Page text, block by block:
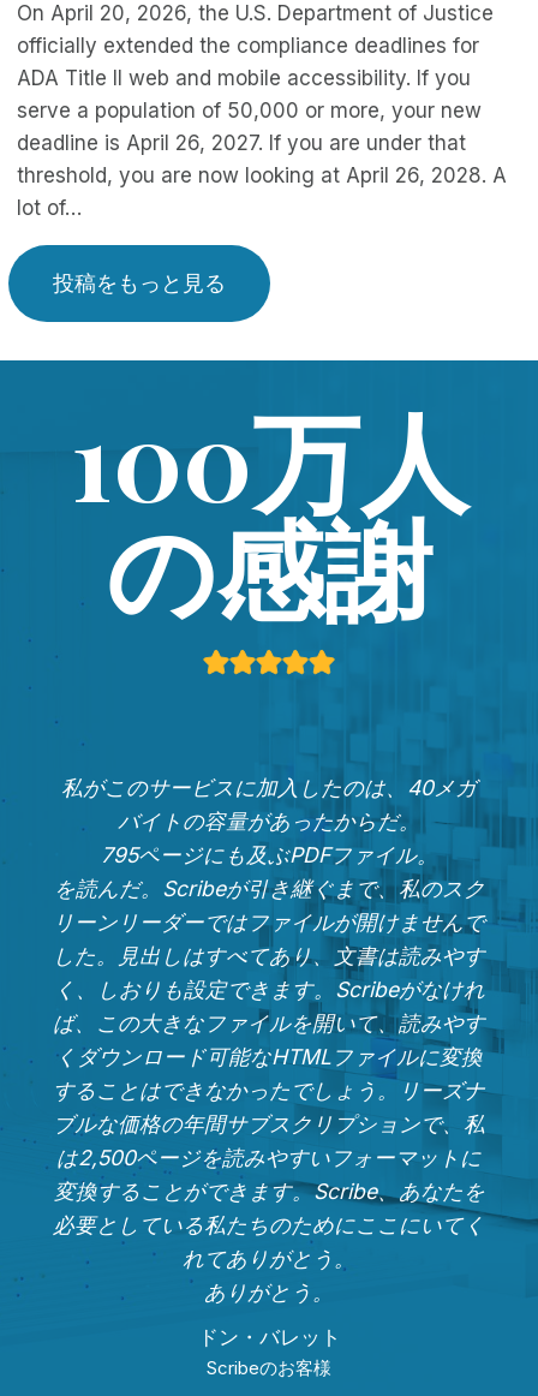
On April 20, 2026, the U.S. Department of Justice
officially extended the compliance deadlines for
ADA Title II web and mobile accessibility. If you
serve a population of 50,000 or more, your new
deadline is April 26, 2027. If you are under that
threshold, you are now looking at April 26, 2028. A
lot of…
投稿をもっと見る
100万人
の感謝
私がこのサービスに加入したのは、40メガ
バイトの容量があったからだ。
795ページにも及ぶPDFファイル。
を読んだ。Scribeが引き継ぐまで、私のスク
リーンリーダーではファイルが開けませんで
した。見出しはすべてあり、文書は読みやす
く、しおりも設定できます。Scribeがなけれ
ば、この大きなファイルを開いて、読みやす
くダウンロード可能なHTMLファイルに変換
することはできなかったでしょう。リーズナ
ブルな価格の年間サブスクリプションで、私
は2,500ページを読みやすいフォーマットに
変換することができます。Scribe、あなたを
必要としている私たちのためにここにいてく
れてありがとう。
ありがとう。
ドン・バレット
Scribeのお客様